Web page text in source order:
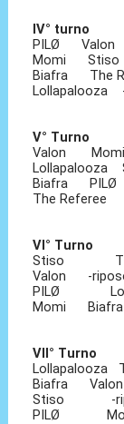
IV° turno
PILØ Valon
Momi
Biafra The
Lollapalooza
V° Turno
Valon Momi
Biafra PILØ
The Referee
VI° Turno
Stiso The
Valon -
PILØ
Momi Biafra
VII° Turno
Lollapalooza
Biafra Valon
Stiso -
PILØ